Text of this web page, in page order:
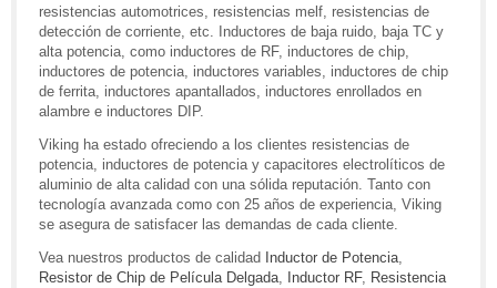
resistencias automotrices, resistencias melf, resistencias de
detección de corriente, etc. Inductores de baja ruido, baja TC y
alta potencia, como inductores de RF, inductores de chip,
inductores de potencia, inductores variables, inductores de chip
de ferrita, inductores apantallados, inductores enrollados en
alambre e inductores DIP.
Viking ha estado ofreciendo a los clientes resistencias de
potencia, inductores de potencia y capacitores electrolíticos de
aluminio de alta calidad con una sólida reputación. Tanto con
tecnología avanzada como con 25 años de experiencia, Viking
se asegura de satisfacer las demandas de cada cliente.
Vea nuestros productos de calidad
Inductor de Potencia,
Resistor de Chip de Película Delgada, Inductor RF, Resistencia